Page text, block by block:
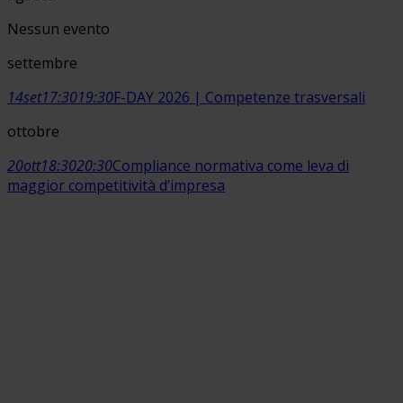
Nessun evento
settembre
14set17:3019:30F-DAY 2026 | Competenze trasversali
ottobre
20ott18:3020:30Compliance normativa come leva di
maggior competitività d’impresa